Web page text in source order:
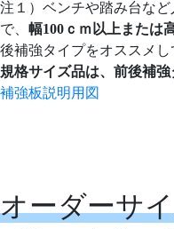
注１）ベンチや踏み台な
で、 幅100ｃｍ以上または
後補強タイプをオススメし
規格サイズ品は、前後補
補強板説明用図
オーダーサ